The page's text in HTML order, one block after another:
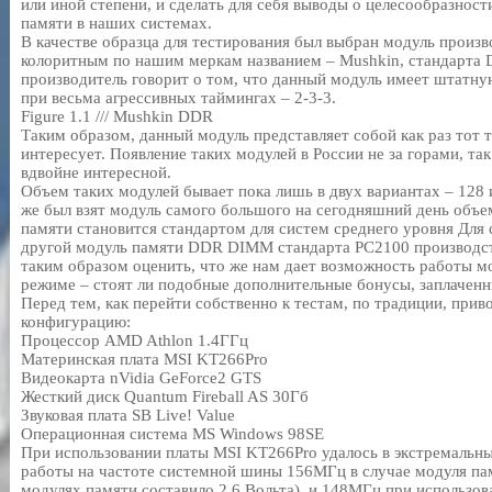
или иной степени, и сделать для себя выводы о
памяти в наших системах.
В качестве образца для тестирования был выбран модуль
колоритным по нашим меркам названием – Mushkin, стандарта
производитель говорит о том, что данный модуль имеет
при весьма агрессивных таймингах – 2-3-3.
Figure 1.1 /// Mushkin DDR
Таким образом, данный модуль представляет собой как раз тот
интересует. Появление таких модулей в России не за горами,
вдвойне интересной.
Объем таких модулей бывает пока лишь в двух вариантах – 128
же был взят модуль самого большого на сегодняшний день
памяти становится стандартом для систем среднего уровня Для
другой модуль памяти DDR DIMM стандарта PC2100
таким образом оценить, что же нам дает возможность работы
режиме – стоят ли подобные дополнительные бонусы,
Перед тем, как перейти собственно к тестам, по традиции,
конфигурацию:
Процессор AMD Athlon 1.4ГГц
Материнская плата MSI KT266Pro
Видеокарта nVidia GeForce2 GTS
Жесткий диск Quantum Fireball AS 30Гб
Звуковая плата SB Live! Value
Операционная система MS Windows 98SE
При использовании платы MSI KT266Pro удалось в
работы на частоте системной шины 156МГц в случае модуля